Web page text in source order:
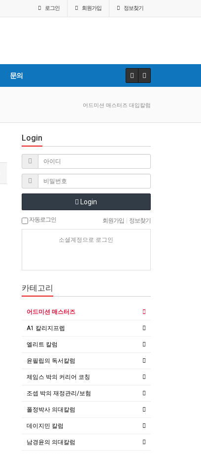
로그인 회원가입 정보찾기
문의
어드미션 매스터즈 대입칼럼
Login
Login
자동로그인 회원가입 정보찾기
소셜계정으로 로그인
카테고리
어드미션 매스터즈
A1 칼리지프렙
엘리트 칼럼
윤필립의 독서칼럼
제임스 박의 커리어 코칭
조셉 박의 재정관리/보험
폴정박사 의대칼럼
데이지민 칼럼
남경윤의 의대칼럼